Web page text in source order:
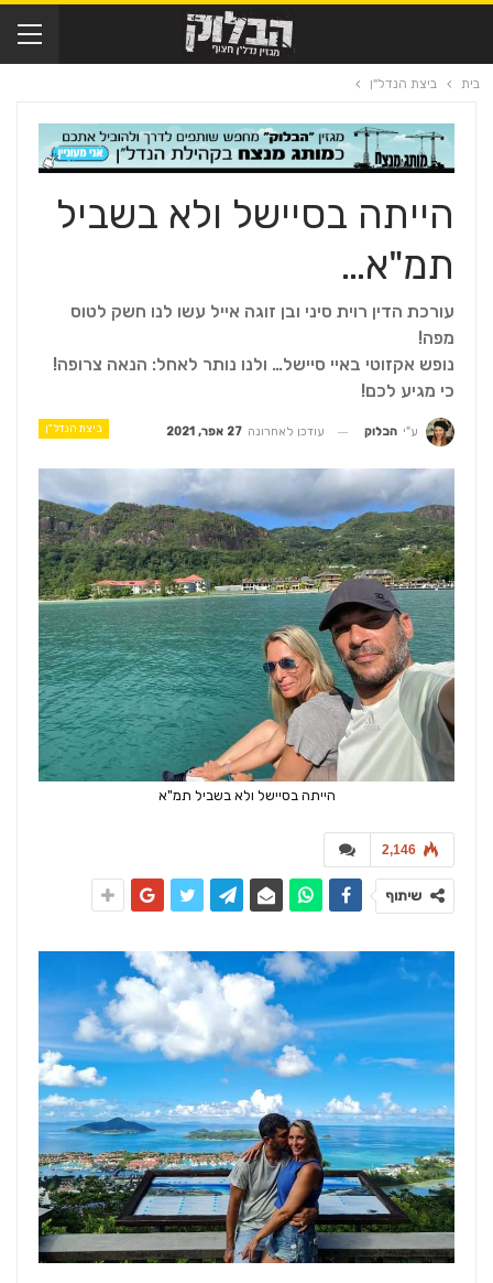
בית ביצת הנדל"ן
הייתה בסיישל ולא בשביל
תמ"א…
עורכת הדין רוית סיני ובן זוגה אייל עשו לנו חשק לטוס
מפה!
נופש אקזוטי באיי סיישל… ולנו נותר לאחל: הנאה צרופה!
כי מגיע לכם!
ביצת הנדל"ן ע"י הבלוק עודכן לאחרונה 27 אפר, 2021
הייתה בסיישל ולא בשביל תמ"א
2,146
שיתוף